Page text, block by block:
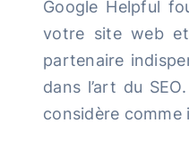
Google Helpful
votre site web et
partenaire
dans l’art du
considère